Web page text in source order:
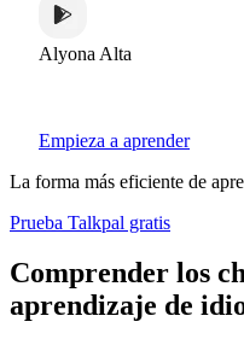
Alta
Empieza a aprender
La forma más eficiente de
Prueba Talkpal gratis
Comprender los
aprendizaje de